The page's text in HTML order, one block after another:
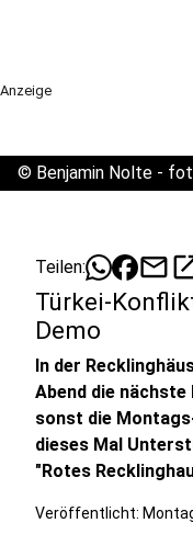
Anzeige
© Benjamin Nolte -
Teilen: mail
Türkei-
Demo
In der
Abend die
sonst die
dieses Mal
"Rotes
Veröffentlicht: